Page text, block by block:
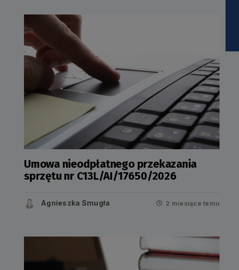
Umowa nieodpłatnego przekazania
sprzętu nr C13L/AI/17650/2026
Agnieszka Smugła 2 miesiące temu